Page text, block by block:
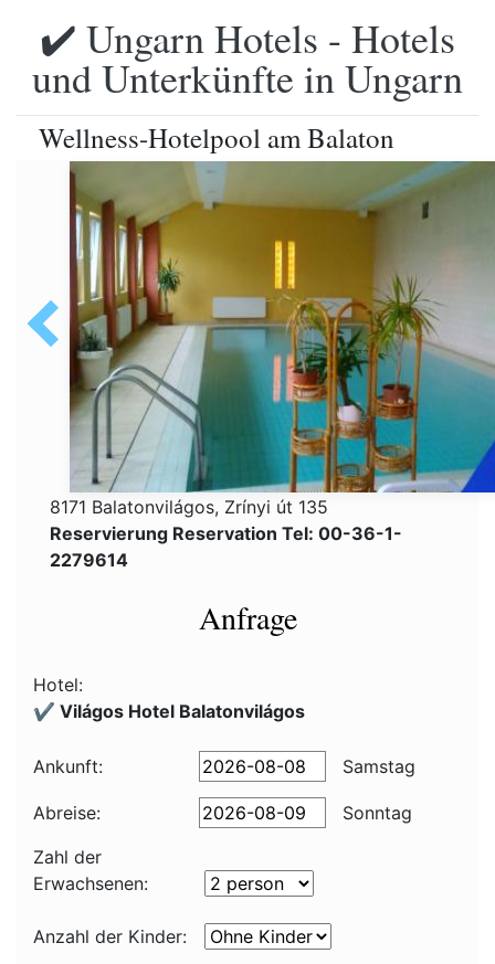
✔️ Ungarn Hotels - Hotels
und Unterkünfte in Ungarn
Wellness-Hotelpool am Balaton
8171 Balatonvilágos, Zrínyi út 135
Reservierung Reservation Tel: 00-36-1-
2279614
Anfrage
Hotel:
✔️ Világos Hotel Balatonvilágos
Ankunft: Samstag
Abreise:
Sonntag
Zahl der
Erwachsenen:
Anzahl der Kinder: